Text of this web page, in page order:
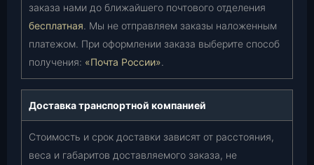
заказа нами до ближайшего почтового отделения
бесплатная. Мы не отправляем заказы наложенным
платежом. При оформлении заказа выберите способ
получения: «Почта России».
Доставка транспортной компанией
Стоимость и срок доставки зависят от расстояния,
веса и габаритов доставляемого заказа, не